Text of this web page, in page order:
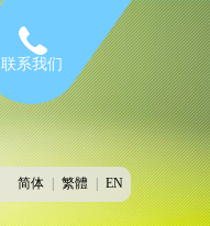
简体 繁體 EN
联系我们